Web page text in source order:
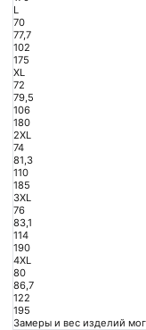
L
70
77,7
102
175
XL
72
79,5
106
180
2XL
74
81,3
110
185
3XL
76
83,1
114
190
4XL
80
86,7
122
195
Замеры и вес изделий